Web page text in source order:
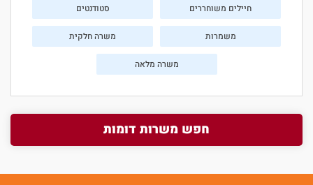
חיילים משוחררים סטודנטים
משמרות משרה חלקית
משרה מלאה
חפש משרות דומות